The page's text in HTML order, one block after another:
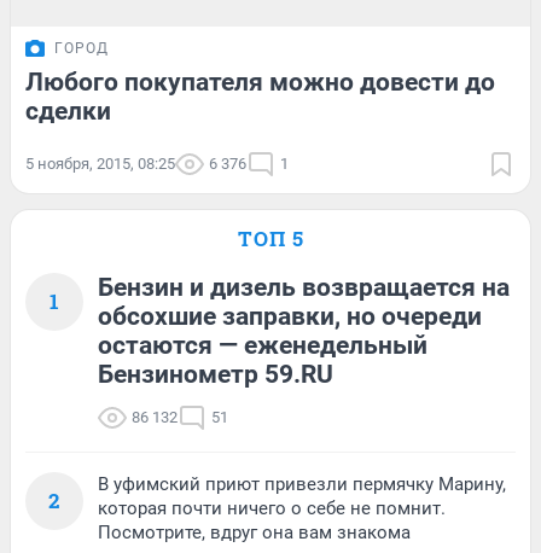
ГОРОД
Любого покупателя можно довести до
сделки
5 ноября, 2015, 08:25 6 376 1
ТОП 5
1
Бензин и дизель возвращается на
обсохшие заправки, но очереди
остаются — еженедельный
Бензинометр 59.RU
86 132 51
2
В уфимский приют привезли пермячку Марину,
которая почти ничего о себе не помнит.
Посмотрите, вдруг она вам знакома